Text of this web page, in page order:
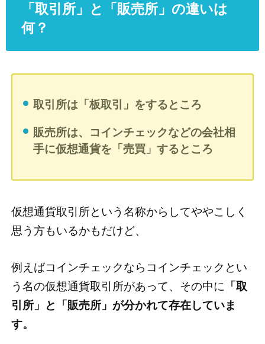
「取引所」と「販売所」の違いは
何？
取引所は「板取引」をするところ
販売所は、コインチェックなどの会社相
手に仮想通貨を「売買」するところ
仮想通貨取引所という名称からしてややこしく
思う方もいるかもだけど、
例えばコインチェックならコインチェックとい
う名の仮想通貨取引所があって、その中に 「取
引所」と「販売所」が分かれて存在していま
す。